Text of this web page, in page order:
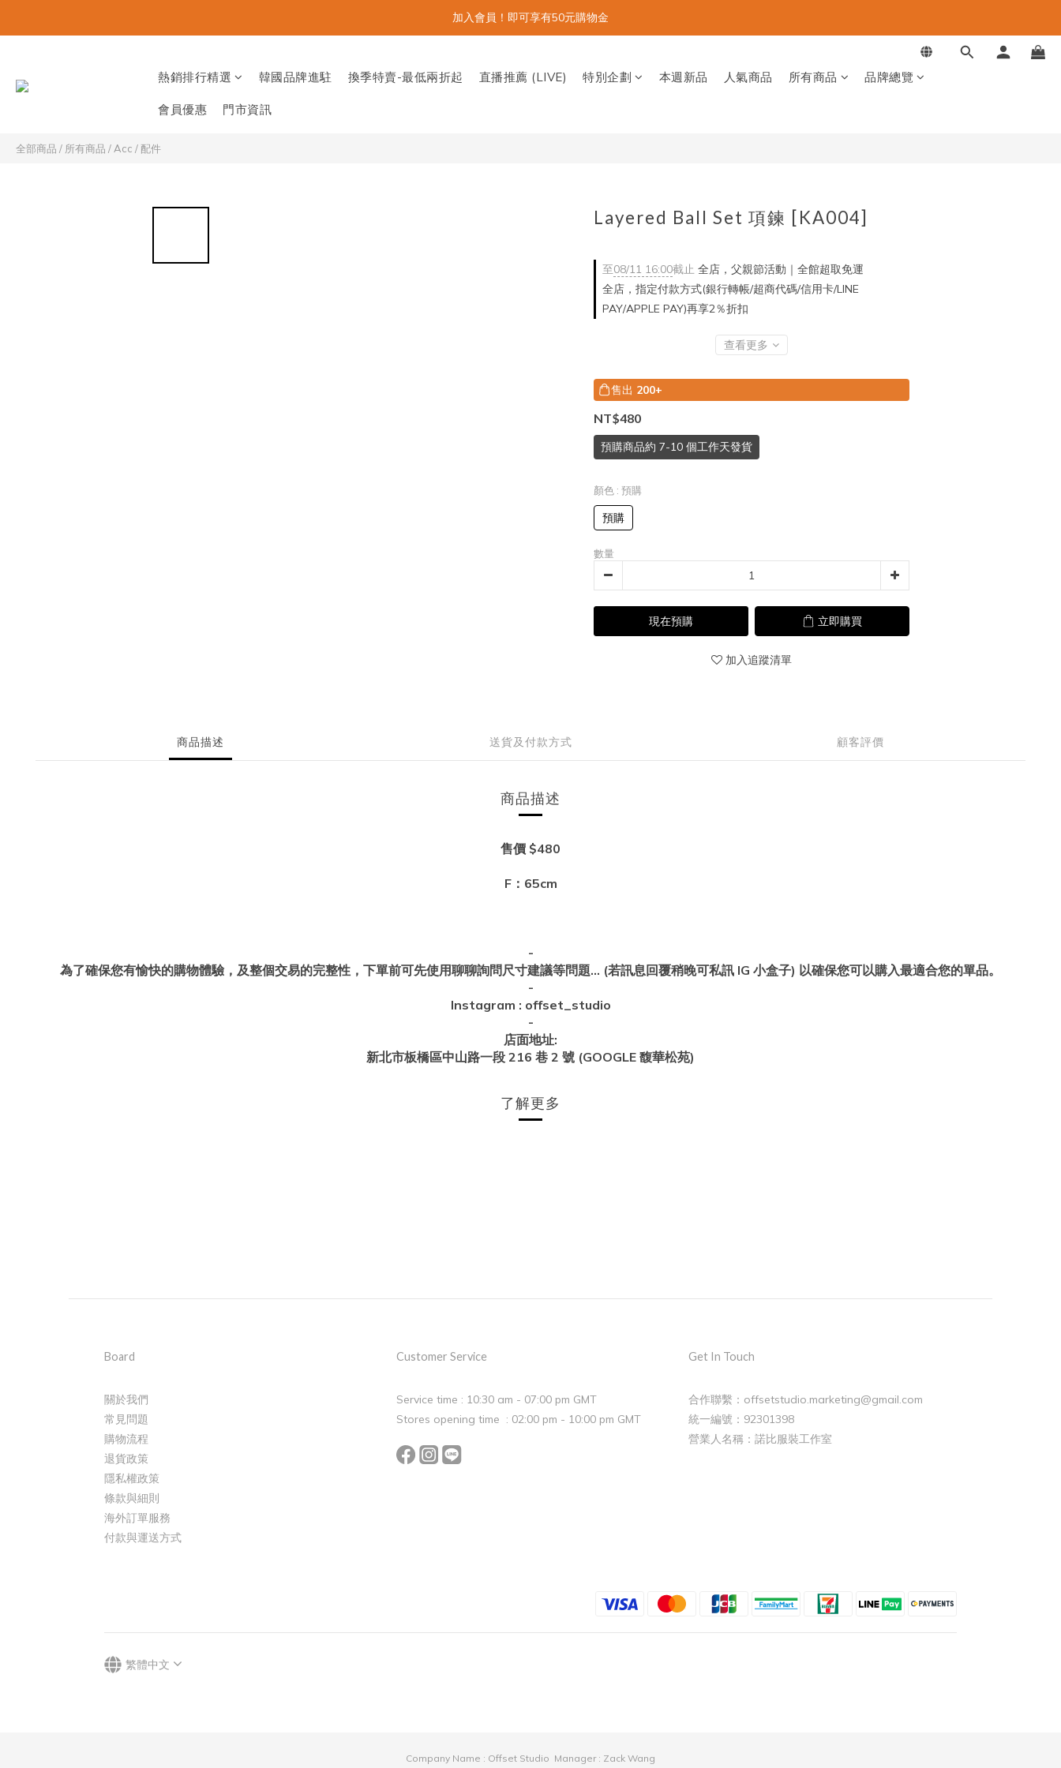
加入會員！即可享有50元購物金
熱銷排行精選 韓國品牌進駐 換季特賣-最低兩折起 直播推薦 (LIVE) 特別企劃 本週新品 人氣商品 所有商品 品牌總覽
會員優惠 門市資訊
全部商品 / 所有商品 / Acc / 配件
Layered Ball Set 項鍊 [KA004]
至08/11 16:00截止 全店，父親節活動｜全館超取免運
全店，指定付款方式(銀行轉帳/超商代碼/信用卡/LINE
PAY/APPLE PAY)再享2％折扣
查看更多
售出 200+
NT$480
預購商品約 7-10 個工作天發貨
顏色 : 預購
預購
數量
現在預購 立即購買
加入追蹤清單
商品描述 送貨及付款方式 顧客評價
商品描述
售價 $480
F：65cm
-
為了確保您有愉快的購物體驗，及整個交易的完整性，下單前可先使用聊聊詢問尺寸建議等問題... (若訊息回覆稍晚可私訊 IG 小盒子) 以確保您可以購入最適合您的單品。
-
Instagram : offset_studio
-
店面地址:
新北市板橋區中山路一段 216 巷 2 號 (GOOGLE 馥華松苑)
了解更多
立即購買
Board
關於我們
常見問題
購物流程
退貨政策
隱私權政策
條款與細則
海外訂單服務
付款與運送方式
Customer Service
Service time : 10:30 am - 07:00 pm GMT
Stores opening time : 02:00 pm - 10:00 pm GMT
Get In Touch
合作聯繫：offsetstudio.marketing@gmail.com
統一編號：92301398
營業人名稱：諾比服裝工作室
繁體中文
Company Name : Offset Studio Manager : Zack Wang